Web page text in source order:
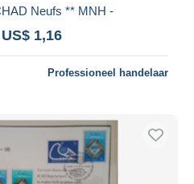
Neufs ** MNH -
1,16
Professioneel handelaar